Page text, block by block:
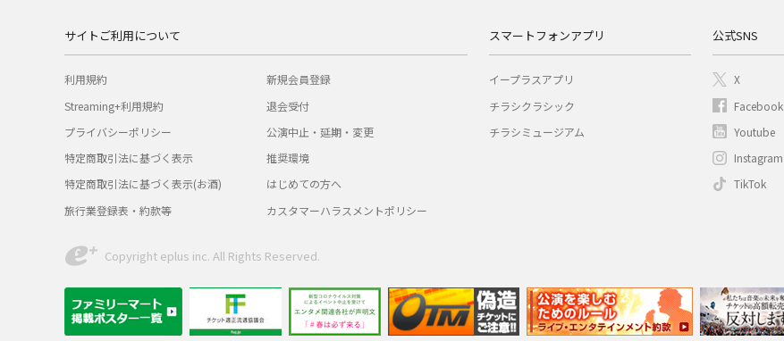
サイトご利用について
利用規約
Streaming+利用規約
プライバシーポリシー
特定商取引法に基づく表示
特定商取引法に基づく表示(お酒)
旅行業登録表・約款等
新規会員登録
退会受付
公演中止・延期・変更
推奨環境
はじめての方へ
カスタマーハラスメントポリシー
スマートフォンアプリ
イープラスアプリ
チラシクラシック
チラシミュージアム
公式SNS
X
Facebook
Youtube
Instagram
TikTok
Copyright eplus inc. All Rights Reserved.